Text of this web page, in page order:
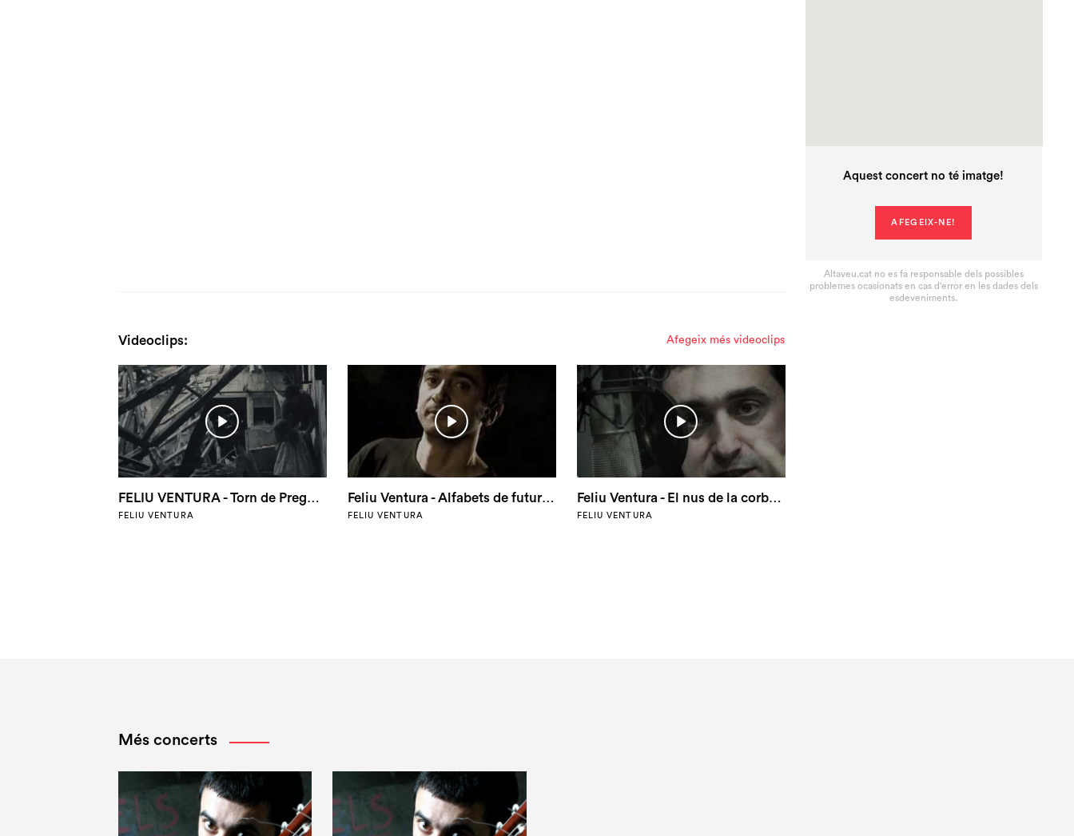
Videoclips: Afegeix més videoclips
FELIU VENTURA - Torn de Preguntes (videoclip)
FELIU VENTURA
Feliu Ventura - Alfabets de futur - El pes d'un somriure
FELIU VENTURA
Feliu Ventura - El nus de la corbata.
FELIU VENTURA
Aquest concert no té imatge!
AFEGEIX-NE!
Altaveu.cat no es fa responsable dels possibles
problemes ocasionats en cas d'error en les dades dels
esdeveniments.
Més concerts